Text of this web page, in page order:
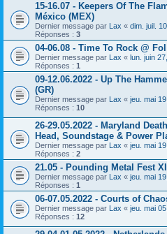
15-16.07 - Keepers Of The
México (MEX)
Dernier message par Lax « dim. juil.
Réponses : 3
04-06.08 - Time To Rock @
Dernier message par Lax « lun. juin
Réponses : 1
09-12.06.2022 - Up The
(GR)
Dernier message par Lax « jeu. mai
Réponses : 10
26-29.05.2022 - Maryland
Head, Soundstage & Power
Dernier message par Lax « jeu. mai
Réponses : 2
21.05 - Pounding Metal Fest
Dernier message par Lax « jeu. mai
Réponses : 1
06-07.05.2022 - Courts of
Dernier message par Lax « jeu. mai
Réponses : 12